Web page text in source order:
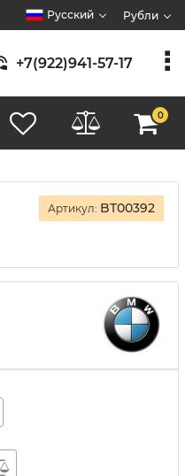
Русский Рубли
+7(922)941-57-17
0
Артикул: BT00392